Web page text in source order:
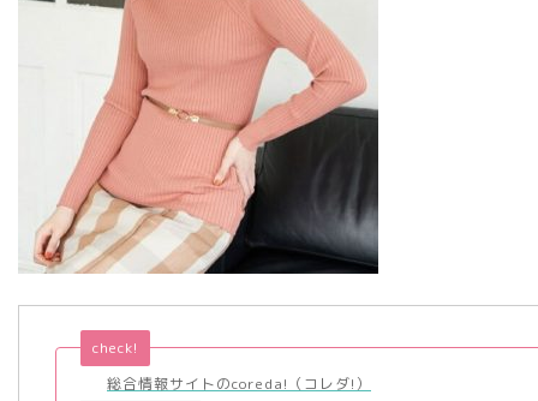
総合情報サイトのcoreda!（コレダ!）
check!